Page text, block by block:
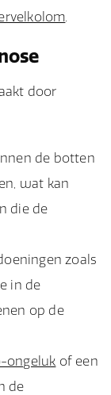
.
door
de botten
wat kan
die de
zoals
in de
op de
ongeluk of een
de